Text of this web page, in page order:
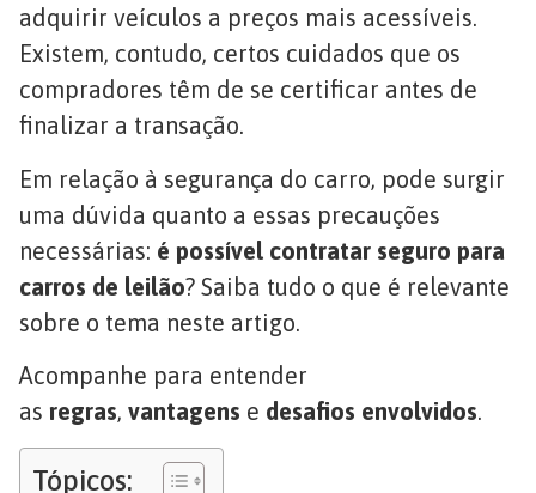
adquirir veículos a preços mais acessíveis.
Existem, contudo, certos cuidados que os
compradores têm de se certificar antes de
finalizar a transação.
Em relação à segurança do carro, pode surgir
uma dúvida quanto a essas precauções
necessárias: é possível contratar seguro para
carros de leilão? Saiba tudo o que é relevante
sobre o tema neste artigo.
Acompanhe para entender
as regras, vantagens e desafios envolvidos.
Tópicos: